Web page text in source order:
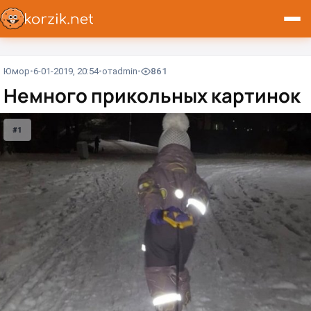
Юмор 6-01-2019, 20:54 отadmin 861
Немного прикольных картинок
#1